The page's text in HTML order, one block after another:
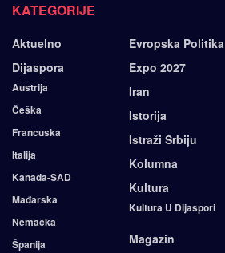
KATEGORIJE
Aktuelno
Dijaspora
Austrija
Češka
Francuska
Italija
Kanada-SAD
Mađarska
Nemačka
Španija
Evropska Politika
Expo 2027
Iran
Istorija
Istraži Srbiju
Kolumna
Kultura
Kultura U Dijaspori
Magazin